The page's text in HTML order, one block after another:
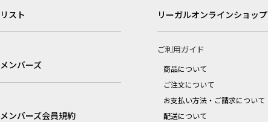
スト
ンバーズ
ンバーズ会員規約
リーガルオンラインショップ
ご利用ガイド
商品について
ご注文について
お支払い方法・ご請求について
配送について